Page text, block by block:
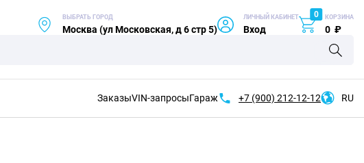
ВЫБРАТЬ ГОРОД
Москва (ул Московская, д 6 стр 5)
ЛИЧНЫЙ КАБИНЕТ
Вход
0 КОРЗИНА
0 ₽
ЗаказыVIN-запросыГараж +7 (900) 212-12-12 RU